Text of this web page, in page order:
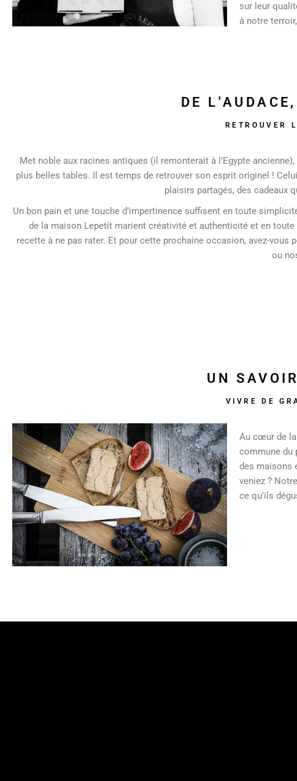
sur leur
à notre
DE
RETROUVER
Met noble aux racines antiques (il remonterait à l’Egypte
plus belles tables. Il est temps de retrouver son esprit originel !
plaisirs partagés, des cadeaux
Un bon pain et une touche d’impertinence suffisent en toute
de la maison Lepetit marient créativité et authenticité et en
recette à ne pas rater. Et pour cette prochaine occasion, avez-vous
ou
UN
VIVRE DE
Au cœur de
commune du
des maisons
veniez ?
ce qu’ils